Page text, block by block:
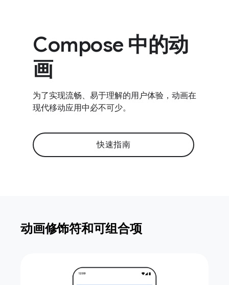
Compose 中的动
画
为了实现流畅、易于理解的用户体验，动画在
现代移动应用中必不可少。
快速指南
动画修饰符和可组合项